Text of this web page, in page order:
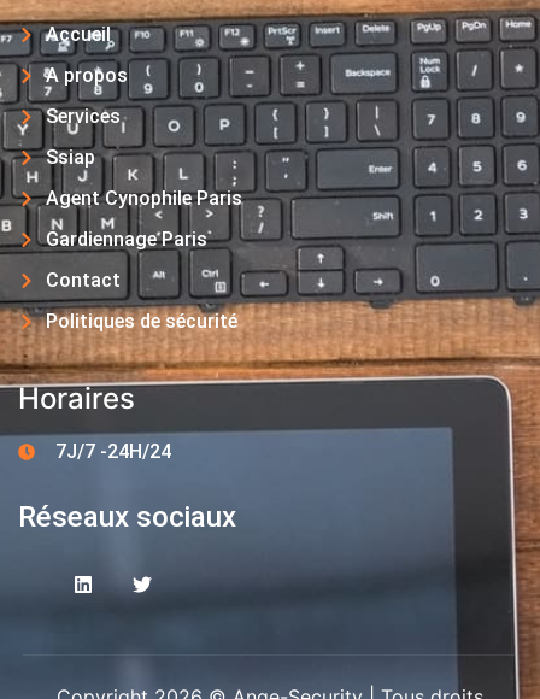
Accueil
A propos
Services
Ssiap
Agent Cynophile Paris
Gardiennage Paris
Contact
Politiques de sécurité
Horaires
7J/7 -24H/24
Réseaux sociaux